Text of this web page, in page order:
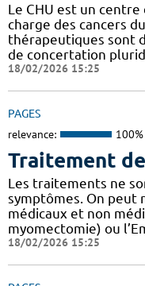
Le CHU est un
charge des cancers
thérapeutiques sont
de concertation
18/02/2026 15:25
PAGES
relevance: 100%
Traitement
Les traitements ne
symptômes. On peut
médicaux et non
myomectomie) ou
18/02/2026 15:25